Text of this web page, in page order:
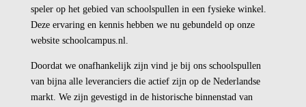
speler op het gebied van schoolspullen in een fysieke winkel.
Deze ervaring en kennis hebben we nu gebundeld op onze
website schoolcampus.nl.
Doordat we onafhankelijk zijn vind je bij ons schoolspullen
van bijna alle leveranciers die actief zijn op de Nederlandse
markt. We zijn gevestigd in de historische binnenstad van